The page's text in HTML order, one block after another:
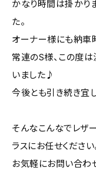
かなり時間は掛かり
た。
オーナー様にも納車
常連のS様、この度
いました♪
今後とも引き続き宜
そんなこんなでレザ
ラスにお任せください
お気軽にお問い合わ